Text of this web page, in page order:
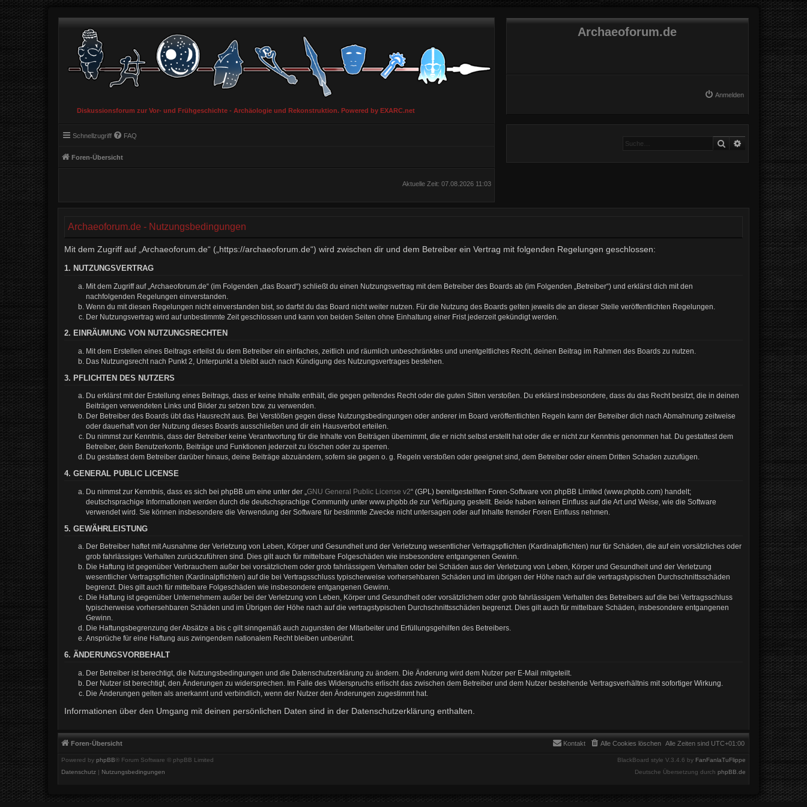
Diskussionsforum zur Vor- und Frühgeschichte - Archäologie und Rekonstruktion. Powered by EXARC.net
Archaeoforum.de
Anmelden
Schnellzugriff FAQ
Foren-Übersicht
Suche Erweiterte Suche
Aktuelle Zeit: 07.08.2026 11:03
Archaeoforum.de - Nutzungsbedingungen
Mit dem Zugriff auf „Archaeoforum.de“ („https://archaeoforum.de“) wird zwischen dir und dem Betreiber ein Vertrag mit folgenden Regelungen geschlossen:
1. NUTZUNGSVERTRAG
Mit dem Zugriff auf „Archaeoforum.de“ (im Folgenden „das Board“) schließt du einen Nutzungsvertrag mit dem Betreiber des Boards ab (im Folgenden „Betreiber“) und erklärst dich mit den
nachfolgenden Regelungen einverstanden.
Wenn du mit diesen Regelungen nicht einverstanden bist, so darfst du das Board nicht weiter nutzen. Für die Nutzung des Boards gelten jeweils die an dieser Stelle veröffentlichten Regelungen.
Der Nutzungsvertrag wird auf unbestimmte Zeit geschlossen und kann von beiden Seiten ohne Einhaltung einer Frist jederzeit gekündigt werden.
2. EINRÄUMUNG VON NUTZUNGSRECHTEN
Mit dem Erstellen eines Beitrags erteilst du dem Betreiber ein einfaches, zeitlich und räumlich unbeschränktes und unentgeltliches Recht, deinen Beitrag im Rahmen des Boards zu nutzen.
Das Nutzungsrecht nach Punkt 2, Unterpunkt a bleibt auch nach Kündigung des Nutzungsvertrages bestehen.
3. PFLICHTEN DES NUTZERS
Du erklärst mit der Erstellung eines Beitrags, dass er keine Inhalte enthält, die gegen geltendes Recht oder die guten Sitten verstoßen. Du erklärst insbesondere, dass du das Recht besitzt, die in deinen
Beiträgen verwendeten Links und Bilder zu setzen bzw. zu verwenden.
Der Betreiber des Boards übt das Hausrecht aus. Bei Verstößen gegen diese Nutzungsbedingungen oder anderer im Board veröffentlichten Regeln kann der Betreiber dich nach Abmahnung zeitweise
oder dauerhaft von der Nutzung dieses Boards ausschließen und dir ein Hausverbot erteilen.
Du nimmst zur Kenntnis, dass der Betreiber keine Verantwortung für die Inhalte von Beiträgen übernimmt, die er nicht selbst erstellt hat oder die er nicht zur Kenntnis genommen hat. Du gestattest dem
Betreiber, dein Benutzerkonto, Beiträge und Funktionen jederzeit zu löschen oder zu sperren.
Du gestattest dem Betreiber darüber hinaus, deine Beiträge abzuändern, sofern sie gegen o. g. Regeln verstoßen oder geeignet sind, dem Betreiber oder einem Dritten Schaden zuzufügen.
4. GENERAL PUBLIC LICENSE
Du nimmst zur Kenntnis, dass es sich bei phpBB um eine unter der „ GNU General Public License v2“ (GPL) bereitgestellten Foren-Software von phpBB Limited (www.phpbb.com) handelt;
deutschsprachige Informationen werden durch die deutschsprachige Community unter www.phpbb.de zur Verfügung gestellt. Beide haben keinen Einfluss auf die Art und Weise, wie die Software
verwendet wird. Sie können insbesondere die Verwendung der Software für bestimmte Zwecke nicht untersagen oder auf Inhalte fremder Foren Einfluss nehmen.
5. GEWÄHRLEISTUNG
Der Betreiber haftet mit Ausnahme der Verletzung von Leben, Körper und Gesundheit und der Verletzung wesentlicher Vertragspflichten (Kardinalpflichten) nur für Schäden, die auf ein vorsätzliches oder
grob fahrlässiges Verhalten zurückzuführen sind. Dies gilt auch für mittelbare Folgeschäden wie insbesondere entgangenen Gewinn.
Die Haftung ist gegenüber Verbrauchern außer bei vorsätzlichem oder grob fahrlässigem Verhalten oder bei Schäden aus der Verletzung von Leben, Körper und Gesundheit und der Verletzung
wesentlicher Vertragspflichten (Kardinalpflichten) auf die bei Vertragsschluss typischerweise vorhersehbaren Schäden und im übrigen der Höhe nach auf die vertragstypischen Durchschnittsschäden
begrenzt. Dies gilt auch für mittelbare Folgeschäden wie insbesondere entgangenen Gewinn.
Die Haftung ist gegenüber Unternehmern außer bei der Verletzung von Leben, Körper und Gesundheit oder vorsätzlichem oder grob fahrlässigem Verhalten des Betreibers auf die bei Vertragsschluss
typischerweise vorhersehbaren Schäden und im Übrigen der Höhe nach auf die vertragstypischen Durchschnittsschäden begrenzt. Dies gilt auch für mittelbare Schäden, insbesondere entgangenen
Gewinn.
Die Haftungsbegrenzung der Absätze a bis c gilt sinngemäß auch zugunsten der Mitarbeiter und Erfüllungsgehilfen des Betreibers.
Ansprüche für eine Haftung aus zwingendem nationalem Recht bleiben unberührt.
6. ÄNDERUNGSVORBEHALT
Der Betreiber ist berechtigt, die Nutzungsbedingungen und die Datenschutzerklärung zu ändern. Die Änderung wird dem Nutzer per E-Mail mitgeteilt.
Der Nutzer ist berechtigt, den Änderungen zu widersprechen. Im Falle des Widerspruchs erlischt das zwischen dem Betreiber und dem Nutzer bestehende Vertragsverhältnis mit sofortiger Wirkung.
Die Änderungen gelten als anerkannt und verbindlich, wenn der Nutzer den Änderungen zugestimmt hat.
Informationen über den Umgang mit deinen persönlichen Daten sind in der Datenschutzerklärung enthalten.
Foren-Übersicht Alle Zeiten sind UTC+01:00
Alle Cookies löschen
Kontakt
Powered by phpBB® Forum Software © phpBB Limited BlackBoard style V.3.4.6 by FanFanlaTuFlippe
Deutsche Übersetzung durch phpBB.de
Datenschutz | Nutzungsbedingungen